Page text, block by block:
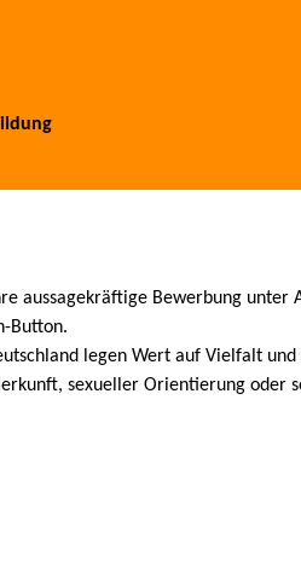
aussagekräftige Bewerbung
Button.
legen Wert auf Vielfalt
sexueller Orientierung oder